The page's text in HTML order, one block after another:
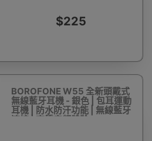
$225
BOROFONE W55 全新頭戴式
無線藍牙耳機 - 銀色 | 包耳運動
耳機 | 防水防汗功能 | 無線藍牙
連接 | 高質音頻體驗